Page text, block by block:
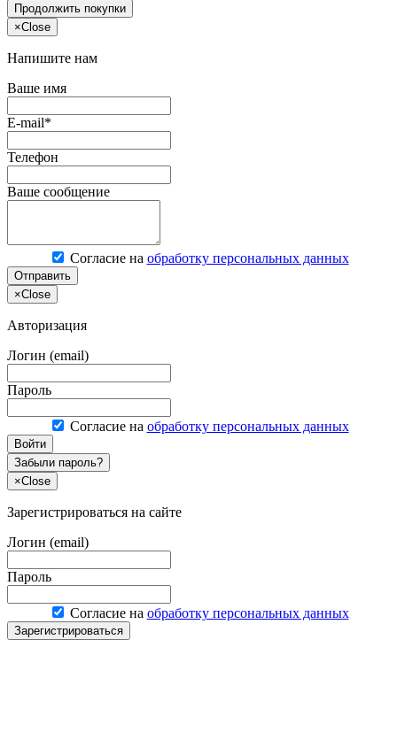
Продолжить покупки
×Close
Напишите нам
Ваше имя
E-mail*
Телефон
Ваше сообщение
Согласие на обработку персональных данных
Отправить
×Close
Авторизация
Логин (email)
Пароль
Согласие на обработку персональных данных
Войти
Забыли пароль?
×Close
Зарегистрироваться на сайте
Логин (email)
Пароль
Согласие на обработку персональных данных
Зарегистрироваться